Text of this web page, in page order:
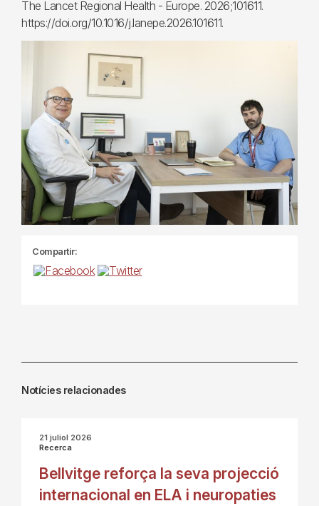
The Lancet Regional Health - Europe. 2026;101611.
https://doi.org/10.1016/j.lanepe.2026.101611.
Compartir:
Notícies relacionades
21 juliol 2026
Recerca
Bellvitge reforça la seva projecció
internacional en ELA i neuropaties